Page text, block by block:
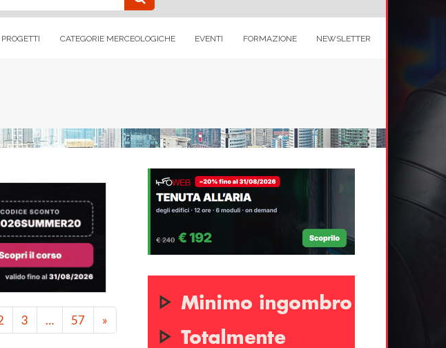
PROGETTI CATEGORIE MERCEOLOGICHE EVENTI FORMAZIONE NEWSLETTER
3 … 57 »